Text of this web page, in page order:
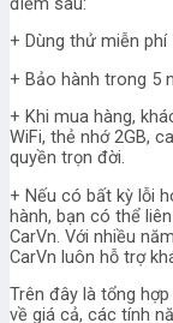
+ Dùng thử miễn phí
+ Bảo hành trong 5
+ Khi mua hàng,
WiFi, thẻ nhớ 2GB,
quyền trọn đời.
+ Nếu có bất kỳ lỗi
hành, bạn có thể
CarVn. Với nhiều
CarVn luôn hỗ trợ
Trên đây là tổng
về giá cả, các tính